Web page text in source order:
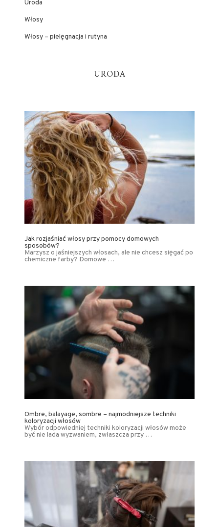
Uroda
Włosy
Włosy – pielęgnacja i rutyna
URODA
Jak rozjaśniać włosy przy pomocy domowych
sposobów?
Marzysz o jaśniejszych włosach, ale nie chcesz sięgać po
chemiczne farby? Domowe …
Ombre, balayage, sombre – najmodniejsze techniki
koloryzacji włosów
Wybór odpowiedniej techniki koloryzacji włosów może
być nie lada wyzwaniem, zwłaszcza przy …